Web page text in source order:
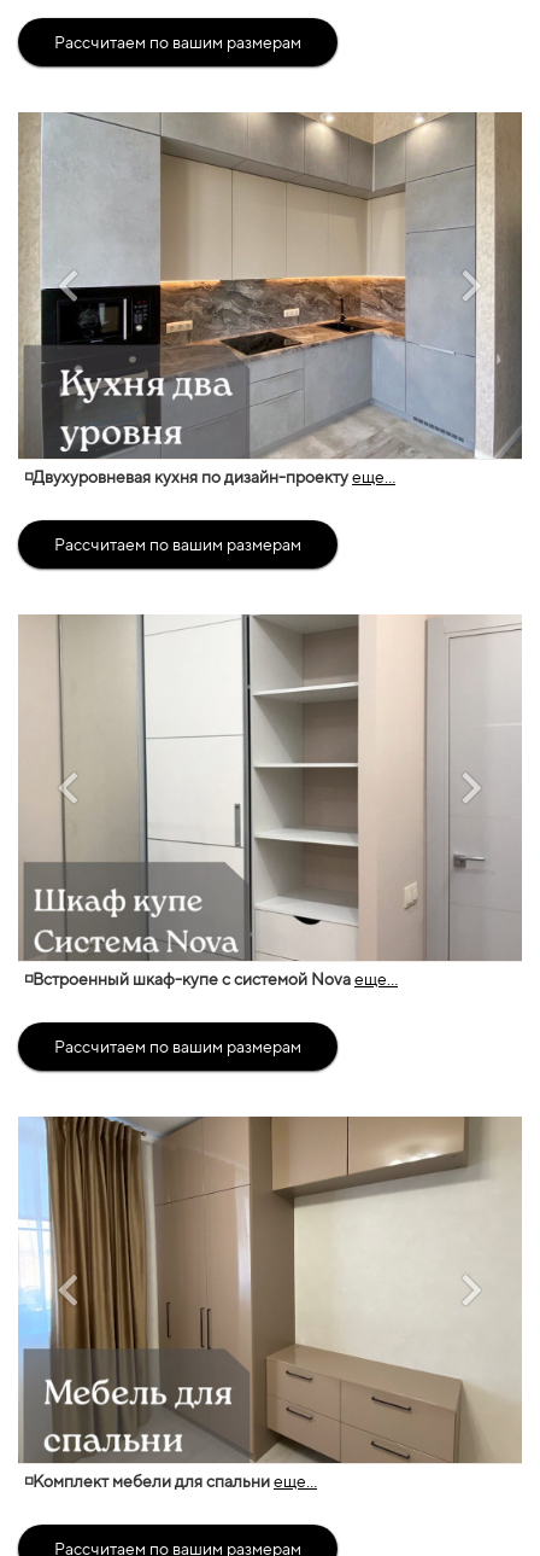
Рассчитаем по вашим размерам
◽Двухуровневая кухня по дизайн-проектуеще...
Рассчитаем по вашим размерам
◽Встроенный шкаф-купе с системой Novaеще...
Рассчитаем по вашим размерам
◽Комплект мебели для спальниеще...
Рассчитаем по вашим размерам